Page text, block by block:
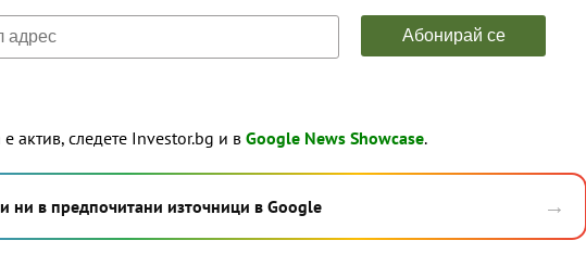
актив, следете Investor.bg и в Google News Showcase.
ни в предпочитани източници в Google →
финал в Пловдив